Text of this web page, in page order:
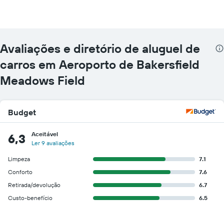
Avaliações e diretório de aluguel de
carros em Aeroporto de Bakersfield
Meadows Field
Budget
6,3
Aceitável
Ler 9 avaliações
Limpeza
7.1
Conforto
7.6
Retirada/devolução
6.7
Custo-benefício
6.5